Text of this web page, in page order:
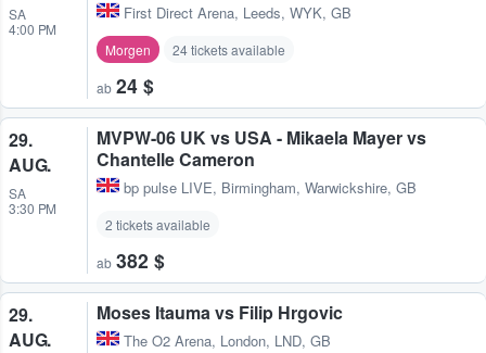
SA
4:00 PM
First Direct Arena, Leeds, WYK, GB
Morgen 24 tickets available
ab 24 $
29.
AUG.
SA
3:30 PM
MVPW-06 UK vs USA - Mikaela Mayer vs
Chantelle Cameron
bp pulse LIVE, Birmingham, Warwickshire, GB
2 tickets available
ab 382 $
29.
AUG.
Moses Itauma vs Filip Hrgovic
The O2 Arena, London, LND, GB